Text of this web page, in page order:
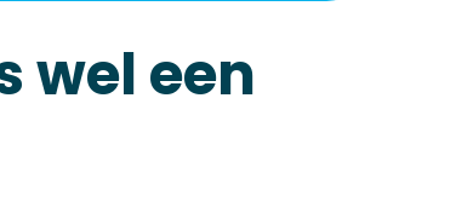
wel een